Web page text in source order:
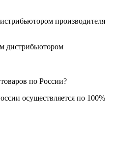
производителя
дистрибьютором
по России?
осуществляется по 100%